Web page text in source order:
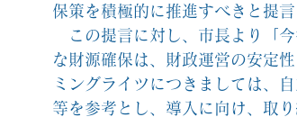
保策を積極的に推進すべきと提
この提言に対し、市長より「
な財源確保は、財政運営の安定
ミングライツにつきましては、
等を参考とし、導入に向け、取